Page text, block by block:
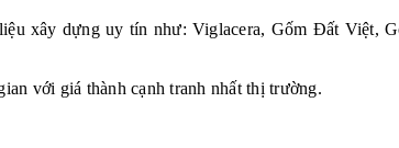
xây dựng uy tín như: Viglacera, Gốm Đất Việt,
với giá thành cạnh tranh nhất thị trường.